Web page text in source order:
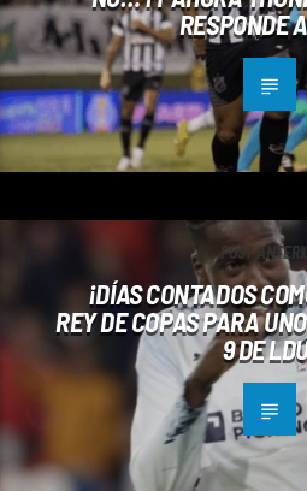
RESPONDE
POST
¡DÍAS CONTADOS
REY DE COPAS PARA
9 DE